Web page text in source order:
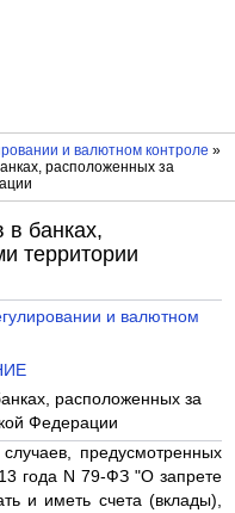
и валютном контроле »
расположенных за
в банках,
территории
и валютном
расположенных за
Федерации
предусмотренных
года N 79-ФЗ "О запрете
и иметь счета (вклады),